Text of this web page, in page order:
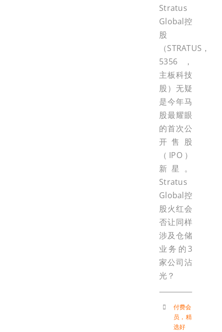
Stratus
Global控
股
（STRATUS，
5356，
主板科技
股）无疑
是今年马
股最耀眼
的首次公
开售股
（IPO）
新星。
Stratus
Global控
股火红会
否让同样
涉及仓储
业务的3
家公司沾
光？
付费会
员 ， 精
选好